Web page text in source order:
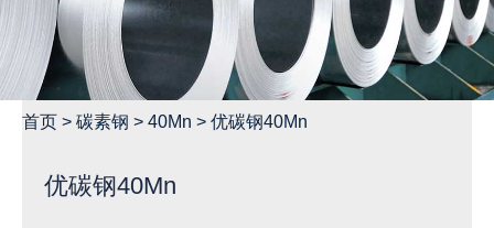
首页 > 碳素钢 > 40Mn > 优碳钢40Mn
优碳钢40Mn